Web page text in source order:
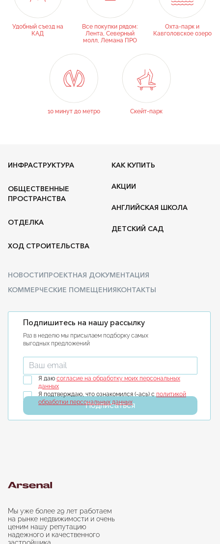
Удобный съезд на
КАД
Все покупки рядом:
Лента, Северный
молл, Лемана ПРО
Охта-парк и
Кавголовское озеро
10 минут до метро Скейт-парк
ИНФРАСТРУКТУРА
ОБЩЕСТВЕННЫЕ
ПРОСТРАНСТВА
ОТДЕЛКА
ХОД СТРОИТЕЛЬСТВА
КАК КУПИТЬ
АКЦИИ
АНГЛИЙСКАЯ ШКОЛА
ДЕТСКИЙ САД
НОВОСТИПРОЕКТНАЯ ДОКУМЕНТАЦИЯ
КОММЕРЧЕСКИЕ ПОМЕЩЕНИЯКОНТАКТЫ
Подпишитесь на нашу рассылку
Раз в неделю мы присылаем подборку самых
выгодных предложений
Введите ваш email
Я даю согласие на обработку моих персональных
данных
Я подтверждаю, что ознакомился (-ась) с политикой
обработки персональных данных
Подписаться
Мы уже более 29 лет работаем
на рынке недвижимости и очень
ценим нашу репутацию
надежного и качественного
застройщика